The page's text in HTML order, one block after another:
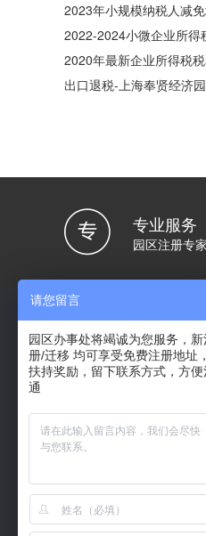
2023年小规模纳税人减
2022-2024小微企业所得
2020年最新企业所得税
出口退税-上海奉贤经济
专业服务
园区注册专
园区办事处电话
园区办事处招商
园区办事处招商
园区驻沪办事处
交通路线(Traffic)
请您留言
园区办事处将竭诚为您服务，新
册/迁移 均可享受免费注册地址
扶持奖励，留下联系方式，方便
通